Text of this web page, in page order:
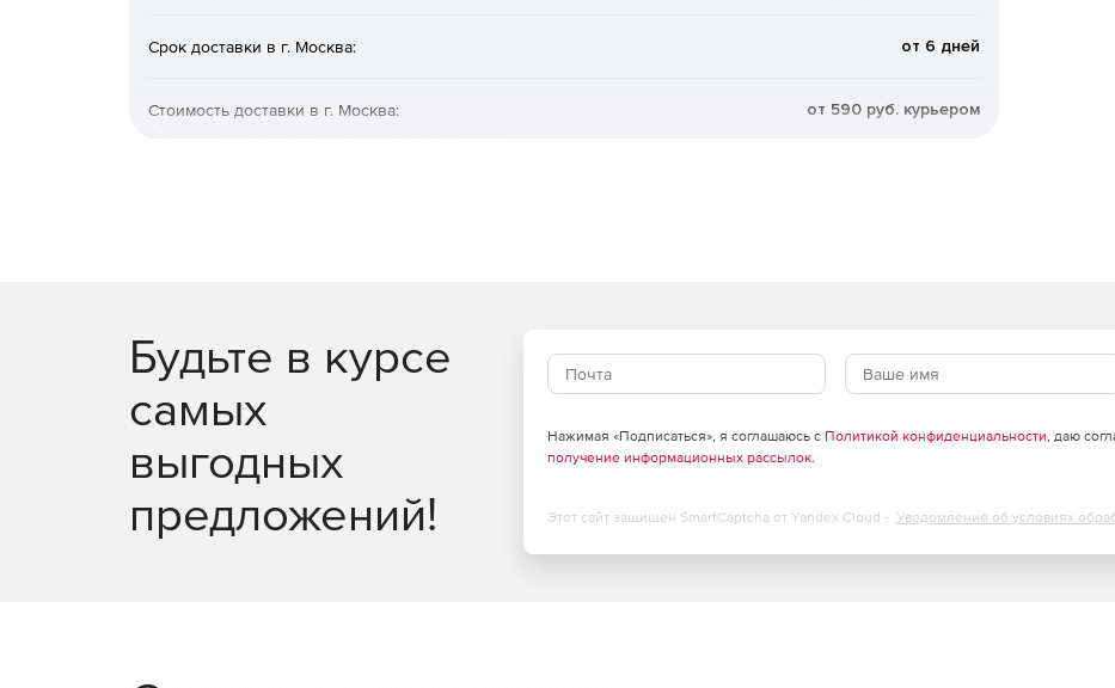
Срок доставки в г. Москва: от 6 дней
Стоимость доставки в г. Москва: от 590 руб. курьером
Будьте в курсе
самых
выгодных
предложений!
Нажимая «Подписаться», я соглашаюсь с Политикой конфиденциальности, даю
получение информационных рассылок.
Этот сайт защищен SmartCaptcha от Yandex Cloud - Уведомление об условиях